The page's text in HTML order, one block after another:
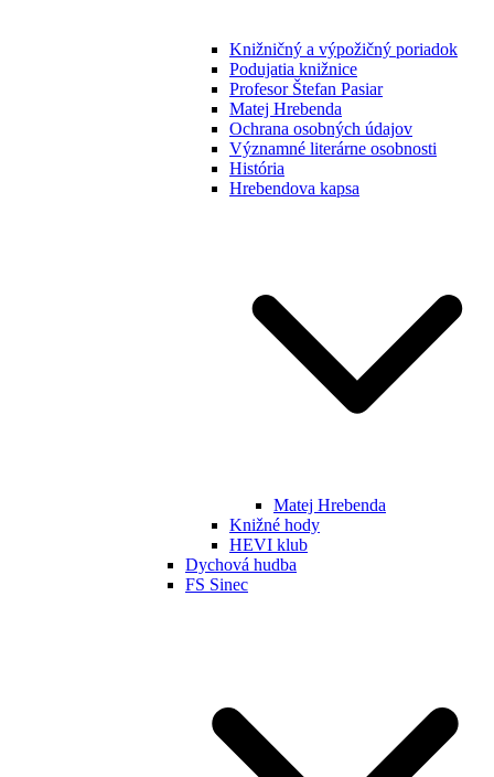
Knižničný a výpožičný poriadok
Podujatia knižnice
Profesor Štefan Pasiar
Matej Hrebenda
Ochrana osobných údajov
Významné literárne osobnosti
História
Hrebendova kapsa
Matej Hrebenda
Knižné hody
HEVI klub
Dychová hudba
FS Sinec